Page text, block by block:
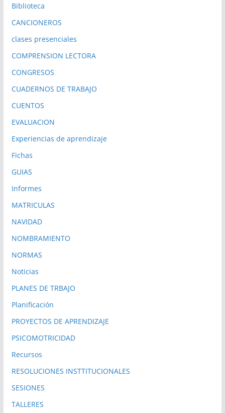
Biblioteca
CANCIONEROS
clases presenciales
COMPRENSION LECTORA
CONGRESOS
CUADERNOS DE TRABAJO
CUENTOS
EVALUACION
Experiencias de aprendizaje
Fichas
GUIAS
Informes
MATRICULAS
NAVIDAD
NOMBRAMIENTO
NORMAS
Noticias
PLANES DE TRBAJO
Planificación
PROYECTOS DE APRENDIZAJE
PSICOMOTRICIDAD
Recursos
RESOLUCIONES INSTTITUCIONALES
SESIONES
TALLERES